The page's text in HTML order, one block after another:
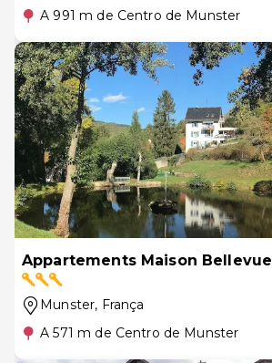
A 991 m de Centro de Munster
Appartements Maison Bellevue
Munster, França
A 571 m de Centro de Munster